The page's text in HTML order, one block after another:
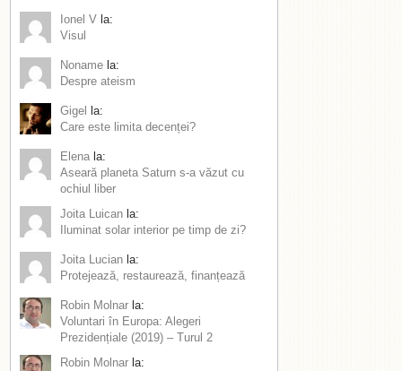
Ionel V la:
Visul
Noname la:
Despre ateism
Gigel
la:
Care este limita decenței?
Elena la:
Aseară planeta Saturn s-a văzut cu
ochiul liber
Joita Luican la:
Iluminat solar interior pe timp de zi?
Joita Lucian la:
Protejează, restaurează, finanțează
Robin Molnar la:
Voluntari în Europa: Alegeri
Prezidențiale (2019) – Turul 2
Robin Molnar la: